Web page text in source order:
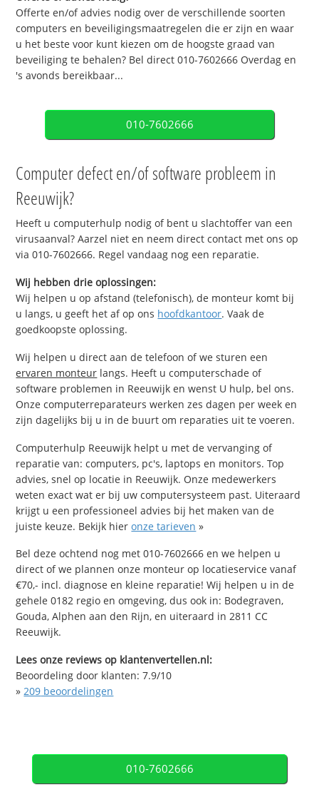
Offerte en/of advies nodig over de verschillende soorten
computers en beveiligingsmaatregelen die er zijn en waar
u het beste voor kunt kiezen om de hoogste graad van
beveiliging te behalen? Bel direct 010-7602666 Overdag en
's avonds bereikbaar...
010-7602666
Computer defect en/of software probleem in
Reeuwijk?
Heeft u computerhulp nodig of bent u slachtoffer van een
virusaanval? Aarzel niet en neem direct contact met ons op
via 010-7602666. Regel vandaag nog een reparatie.
Wij hebben drie oplossingen:
Wij helpen u op afstand (telefonisch), de monteur komt bij
u langs, u geeft het af op ons hoofdkantoor. Vaak de
goedkoopste oplossing.
Wij helpen u direct aan de telefoon of we sturen een
ervaren monteur langs. Heeft u computerschade of
software problemen in Reeuwijk en wenst U hulp, bel ons.
Onze computerreparateurs werken zes dagen per week en
zijn dagelijks bij u in de buurt om reparaties uit te voeren.
Computerhulp Reeuwijk helpt u met de vervanging of
reparatie van: computers, pc's, laptops en monitors. Top
advies, snel op locatie in Reeuwijk. Onze medewerkers
weten exact wat er bij uw computersysteem past. Uiteraard
krijgt u een professioneel advies bij het maken van de
juiste keuze. Bekijk hieronze tarieven »
Bel deze ochtend nog met 010-7602666 en we helpen u
direct of we plannen onze monteur op locatieservice vanaf
€70,- incl. diagnose en kleine reparatie! Wij helpen u in de
gehele 0182 regio en omgeving, dus ook in: Bodegraven,
Gouda, Alphen aan den Rijn, en uiteraard in 2811 CC
Reeuwijk.
Lees onze reviews op klantenvertellen.nl:
Beoordeling door klanten:7.9/10
»209 beoordelingen
010-7602666